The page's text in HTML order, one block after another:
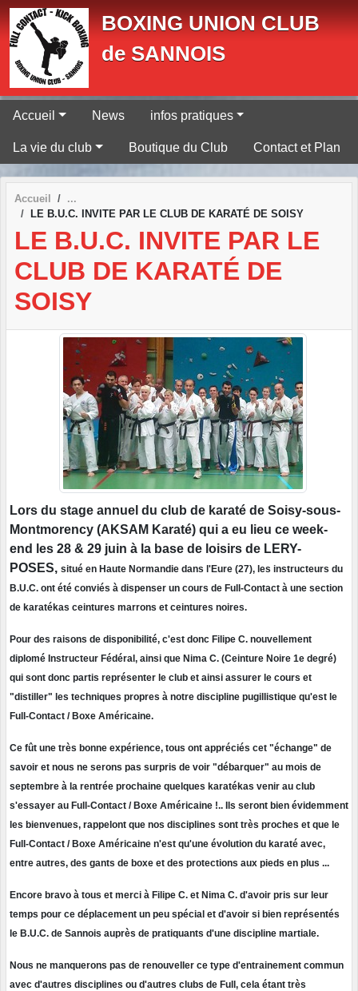
BOXING UNION CLUB
de SANNOIS
Accueil News infos pratiques
La vie du club Boutique du Club Contact et Plan
Accueil
LE B.U.C. INVITE PAR LE CLUB DE KARATÉ DE SOISY
LE B.U.C. INVITE PAR LE
CLUB DE KARATÉ DE
SOISY
Lors du stage annuel du club de karaté de Soisy-sous-
Montmorency (AKSAM Karaté) qui a eu lieu ce week-
end les 28 & 29 juin à la base de loisirs de LERY-
POSES, situé en Haute Normandie dans l'Eure (27), les instructeurs du
B.U.C. ont été conviés à dispenser un cours de Full-Contact à une section
de karatékas ceintures marrons et ceintures noires.
Pour des raisons de disponibilité, c'est donc Filipe C. nouvellement
diplomé Instructeur Fédéral, ainsi que Nima C. (Ceinture Noire 1e degré)
qui sont donc partis représenter le club et ainsi assurer le cours et
"distiller" les techniques propres à notre discipline pugillistique qu'est le
Full-Contact / Boxe Américaine.
Ce fût une très bonne expérience, tous ont appréciés cet "échange" de
savoir et nous ne serons pas surpris de voir "débarquer" au mois de
septembre à la rentrée prochaine quelques karatékas venir au club
s'essayer au Full-Contact / Boxe Américaine !.. Ils seront bien évidemment
les bienvenues, rappelont que nos disciplines sont très proches et que le
Full-Contact / Boxe Américaine n'est qu'une évolution du karaté avec,
entre autres, des gants de boxe et des protections aux pieds en plus ...
Encore bravo à tous et merci à Filipe C. et Nima C. d'avoir pris sur leur
temps pour ce déplacement un peu spécial et d'avoir si bien représentés
le B.U.C. de Sannois auprès de pratiquants d'une discipline martiale.
Nous ne manquerons pas de renouveller ce type d'entrainement commun
avec d'autres disciplines ou d'autres clubs de Full, cela étant très
Panneau de gestion des cookies